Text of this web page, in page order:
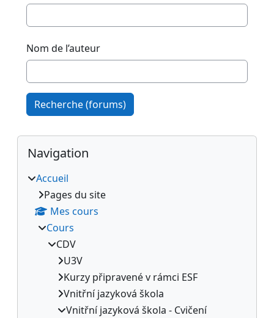
Nom de l’auteur
Recherche (forums)
Blocs
Passer Navigation
Navigation
Accueil
Pages du site
Mes cours
Cours
CDV
U3V
Kurzy připravené v rámci ESF
Vnitřní jazyková škola
Vnitřní jazyková škola - Cvičení